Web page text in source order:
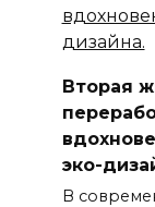
Вторая
эко-
В